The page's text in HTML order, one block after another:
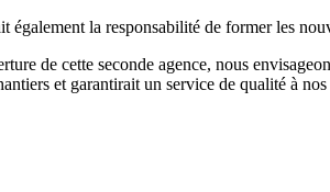
également la responsabilité de former les
de cette seconde agence, nous
et garantirait un service de qualité à